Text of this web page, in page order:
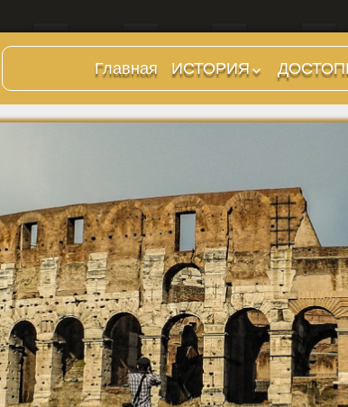
Главная
ИСТОРИЯ
Предыстория
Царский период
(509-265 гг до н.э.)
Поздняя Республика
(264-27 гг до н.э.)
Империя. Принципат
(27 г до н.э. — 284 г
н.э.)
Империя. Доминат
(284-476 гг)
Темные Века. Готы
Темные Века.
Экзархат
Холмы и
Районы
Музеи
храмы
Дворцы
Арки,